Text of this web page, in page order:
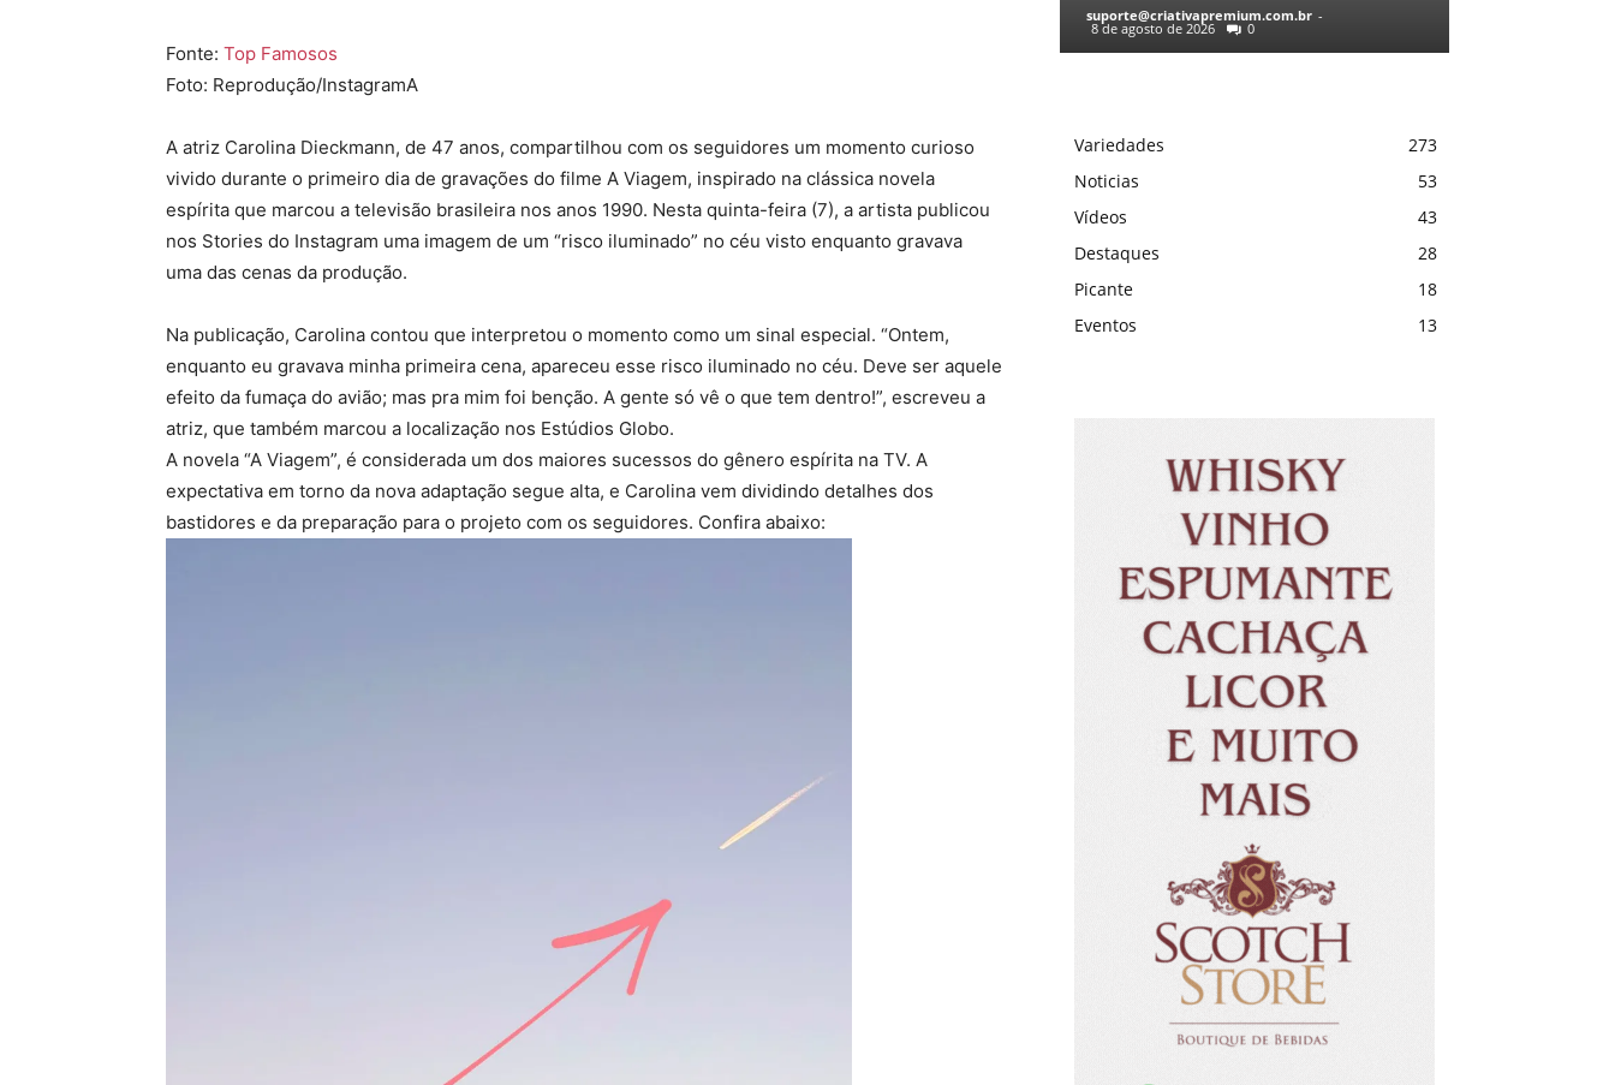
Fonte: Top Famosos
Foto: Reprodução/InstagramA
A atriz Carolina Dieckmann, de 47 anos, compartilhou com os seguidores um momento curioso
vivido durante o primeiro dia de gravações do filme A Viagem, inspirado na clássica novela
espírita que marcou a televisão brasileira nos anos 1990. Nesta quinta-feira (7), a artista publicou
nos Stories do Instagram uma imagem de um “risco iluminado” no céu visto enquanto gravava
uma das cenas da produção.
Na publicação, Carolina contou que interpretou o momento como um sinal especial. “Ontem,
enquanto eu gravava minha primeira cena, apareceu esse risco iluminado no céu. Deve ser aquele
efeito da fumaça do avião; mas pra mim foi benção. A gente só vê o que tem dentro!”, escreveu a
atriz, que também marcou a localização nos Estúdios Globo.
A novela “A Viagem”, é considerada um dos maiores sucessos do gênero espírita na TV. A
expectativa em torno da nova adaptação segue alta, e Carolina vem dividindo detalhes dos
bastidores e da preparação para o projeto com os seguidores. Confira abaixo:
suporte@criativapremium.com.br -
8 de agosto de 2026 0
Variedades
273
Noticias
53
Vídeos
43
Destaques
28
Picante
18
Eventos
13